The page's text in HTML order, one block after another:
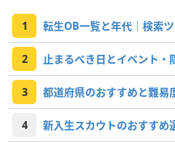
1 転生OB一覧と年代｜検索
2 止まるべき日とイベント・
3 都道府県のおすすめと難易
4 新入生スカウトのおすすめ